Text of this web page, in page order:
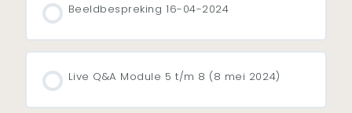
Beeldbespreking 16-04-2024
Live Q&A Module 5 t/m 8 (8 mei 2024)